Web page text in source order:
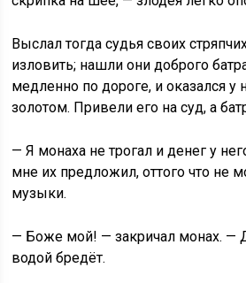
Выслал тогда судья своих
изловить; нашли они доброго
медленно по дороге, и оказался у
золотом. Привели его на суд, а
— Я монаха не трогал и денег у
мне их предложил, оттого что не
музыки.
— Боже мой! — закричал монах. —
водой бредёт.